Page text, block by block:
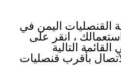
القنصليات اليمن في
، انقر على
التالية
بأقرب قنصليات